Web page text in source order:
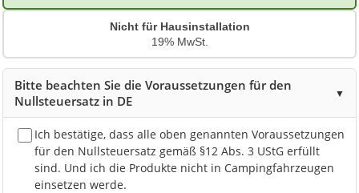
Nicht für Hausinstallation
19% MwSt.
Bitte beachten Sie die Voraussetzungen für den
Nullsteuersatz in DE
▼
Ich bestätige, dass alle oben genannten Voraussetzungen
für den Nullsteuersatz gemäß §12 Abs. 3 UStG erfüllt
sind. Und ich die Produkte nicht in Campingfahrzeugen
einsetzen werde.